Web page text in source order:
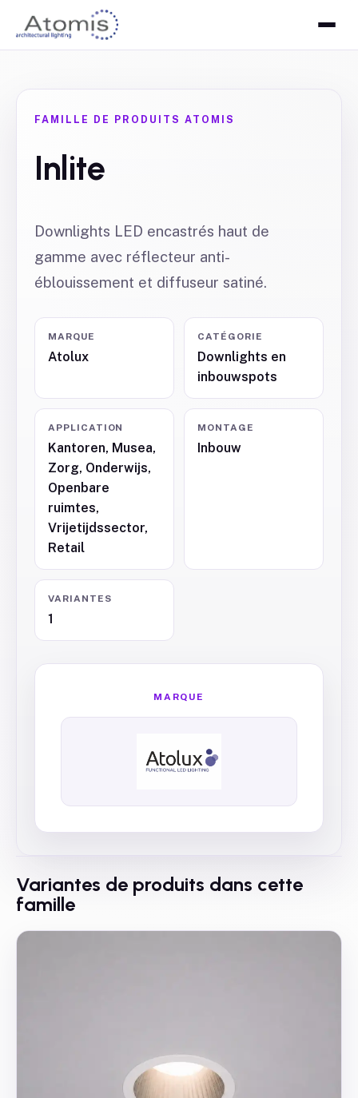
FAMILLE DE PRODUITS ATOMIS
Inlite
Downlights LED encastrés haut de
gamme avec réflecteur anti-
éblouissement et diffuseur satiné.
MARQUE
Atolux
CATÉGORIE
Downlights en
inbouwspots
APPLICATION
Kantoren, Musea,
Zorg, Onderwijs,
Openbare
ruimtes,
Vrijetijdssector,
Retail
MONTAGE
Inbouw
VARIANTES
1
MARQUE
Variantes de produits dans cette
famille